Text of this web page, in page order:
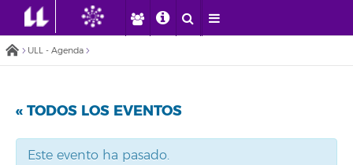
ULL - Agenda
« TODOS LOS EVENTOS
Este evento ha pasado.